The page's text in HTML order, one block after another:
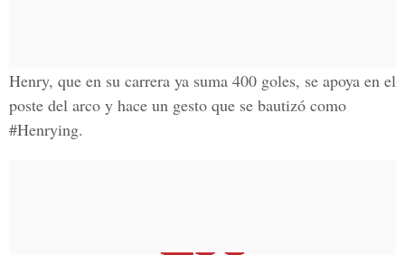
Henry, que en su carrera ya suma 400 goles, se apoya en el
poste del arco y hace un gesto que se bautizó como
#Henrying.